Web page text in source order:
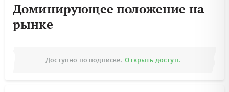
Доминирующее положение на
рынке
Доступно по подписке. Открыть доступ.